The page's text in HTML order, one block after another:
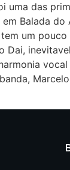
uma das
Balada
um pouco